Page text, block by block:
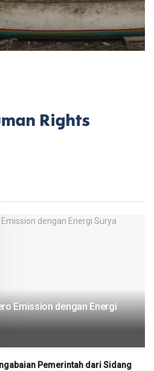
Emission dengan Energi
Pemerintah dari Sidang